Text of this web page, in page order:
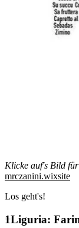
Klicke auf's Bild
mrczanini.wixsite
Los geht's!
Liguria: